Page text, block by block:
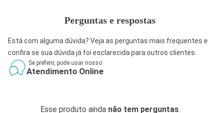
Perguntas e respostas
Está com alguma dúvida? Veja as perguntas mais frequentes e
confira se sua dúvida já foi esclarecida para outros clientes.
Se preferir, pode usar nosso
Atendimento Online
Esse produto ainda não tem perguntas.